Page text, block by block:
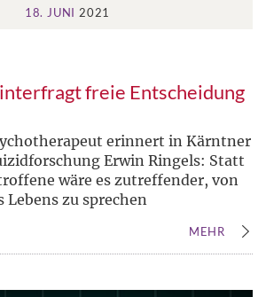
18. JUNI 2021
freie Entscheidung
erinnert in Kärntner
Erwin Ringels: Statt
wäre es zutreffender, von
zu sprechen
MEHR